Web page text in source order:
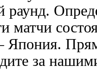
раунд.
матчи
за